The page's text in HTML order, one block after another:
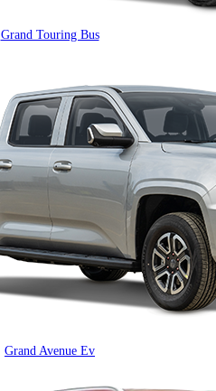
Grand Touring Bus
Grand Avenue Ev